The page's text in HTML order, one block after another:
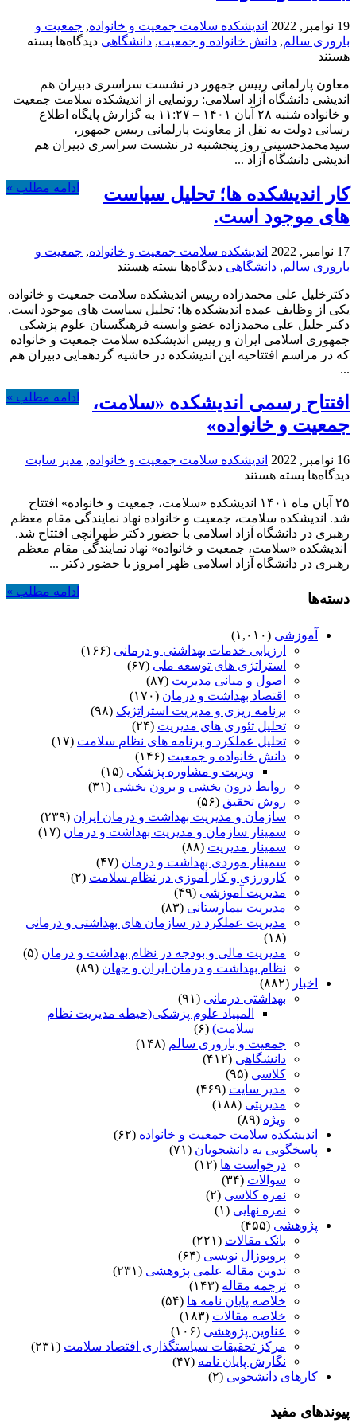
19 نوامبر, 2022 اندیشکده سلامت جمعیت و خانواده, جمعیت و
باروری سالم, دانش خانواده و جمعیت, دانشگاهی دیدگاه‌ها برای
اندیشکده
سلامت
جمعیت
خانواده
بسته
هستند
معاون پارلمانی رییس جمهور در نشست سراسری دبیران هم
اندیشی دانشگاه آزاد اسلامی: رونمایی از اندیشکده سلامت جمعیت
و خانواده شنبه ۲۸ آبان ۱۴۰۱ – ۱۱:۲۷ به گزارش پایگاه اطلاع
رسانی دولت به نقل از معاونت پارلمانی رییس جمهور،
سیدمحمدحسینی روز پنجشنبه در نشست سراسری دبیران هم
اندیشی دانشگاه آزاد ...
ادامه مطلب »
کار اندیشکده ها؛ تحلیل سیاست
های موجود است.
17 نوامبر, 2022 اندیشکده سلامت جمعیت و خانواده, جمعیت و
باروری سالم, دانشگاهی دیدگاه‌ها برای
اندیشکده
ها؛
تحلیل
سیاست
های
بسته هستند
دکترخلیل علی محمدزاده رییس اندیشکده سلامت جمعیت و خانواده
یکی از وظایف عمده اندیشکده ها؛ تحلیل سیاست های موجود است.
دکتر خلیل علی محمدزاده عضو وابسته فرهنگستان علوم پزشکی
جمهوری اسلامی ایران و رییس اندیشکده سلامت جمعیت و خانواده
که در مراسم افتتاحیه این اندیشکده در حاشیه گردهمایی دبیران هم
...
ادامه مطلب »
افتتاح رسمی اندیشکده «سلامت،
جمعیت و خانواده»
16 نوامبر, 2022 اندیشکده سلامت جمعیت و خانواده, مدیر سایت
دیدگاه‌ها برای
رسمی
اندیشکده
«سلامت،
جمعیت
و
بسته هستند
۲۵ آبان ماه ۱۴۰۱ اندیشکده «سلامت، جمعیت و خانواده» افتتاح
شد. اندیشکده سلامت، جمعیت و خانواده نهاد نمایندگی مقام معظم
رهبری در دانشگاه آزاد اسلامی با حضور دکتر طهرانچی افتتاح شد.
اندیشکده «سلامت، جمعیت و خانواده» نهاد نمایندگی مقام معظم
رهبری در دانشگاه آزاد اسلامی ظهر امروز با حضور دکتر ...
ادامه مطلب » دسته‌ها
آموزشی (۱,۰۱۰)
ارزیابی خدمات بهداشتی و درمانی (۱۶۶)
استراتژی های توسعه ملی (۶۷)
اصول و مبانی مدیریت (۸۷)
اقتصاد بهداشت و درمان (۱۷۰)
برنامه ریزی و مدیریت استراتژیک (۹۸)
تحلیل تئوری های مدیریت (۲۴)
تحلیل عملکرد و برنامه های نظام سلامت (۱۷)
دانش خانواده و جمعیت (۱۴۶)
ویزیت و مشاوره پزشکی (۱۵)
روابط درون بخشی و برون بخشی (۳۱)
روش تحقیق (۵۶)
سازمان و مدیریت بهداشت و درمان ایران (۲۳۹)
سمینار سازمان و مدیریت بهداشت و درمان (۱۷)
سمینار مدیریت (۸۸)
سمینار موردی بهداشت و درمان (۴۷)
کارورزی و کار آموزی در نظام سلامت (۲)
مدیریت آموزشی (۴۹)
مدیریت بیمارستانی (۸۳)
مدیریت عملکرد در سازمان های بهداشتی و درمانی
(۱۸)
مدیریت مالی و بودجه در نظام بهداشت و درمان (۵)
نظام بهداشت و درمان ایران و جهان (۸۹)
اخبار (۸۸۲)
بهداشتی درمانی (۹۱)
المپیاد علوم پزشکی(حیطه مدیریت نظام
سلامت) (۶)
جمعیت و باروری سالم (۱۴۸)
دانشگاهی (۴۱۲)
کلاسی (۹۵)
مدیر سایت (۴۶۹)
مدیریتی (۱۸۸)
ویژه (۸۹)
اندیشکده سلامت جمعیت و خانواده (۶۲)
پاسخگویی به دانشجویان (۷۱)
درخواست ها (۱۲)
سوالات (۳۴)
نمره کلاسی (۲)
نمره نهایی (۱)
پژوهشی (۴۵۵)
بانک مقالات (۲۲۱)
پروپوزال نویسی (۶۴)
تدوین مقاله علمی پژوهشی (۲۳۱)
ترجمه مقاله (۱۴۳)
خلاصه پایان نامه ها (۵۴)
خلاصه مقالات (۱۸۳)
عناوین پژوهشی (۱۰۶)
مرکز تحقیقات سیاستگذاری اقتصاد سلامت (۲۳۱)
نگارش پایان نامه (۴۷)
کارهای دانشجویی (۲)
پیوندهای مفید